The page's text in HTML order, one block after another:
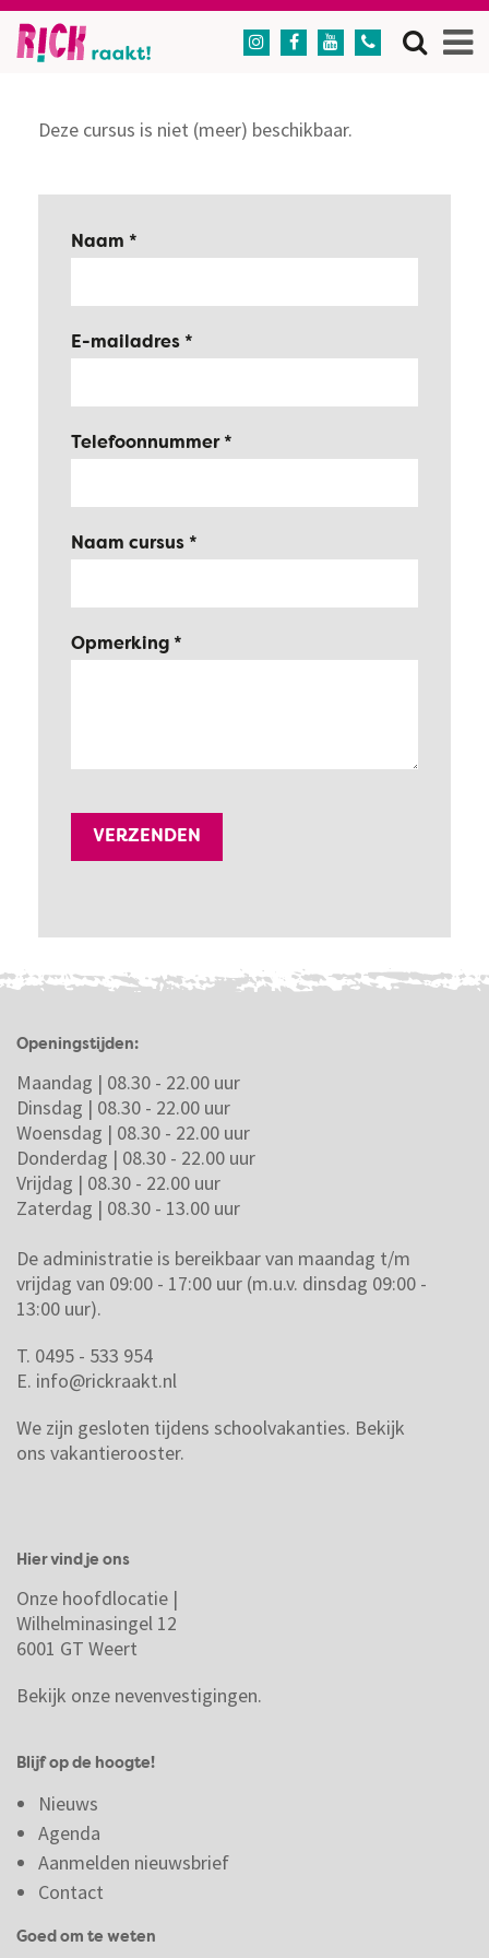
   
Deze cursus is niet (meer) beschikbaar.
Naam
E-mailadres
Telefoonnummer
Naam cursus
Opmerking
Openingstijden:
Maandag | 08.30 - 22.00 uur
Dinsdag | 08.30 - 22.00 uur
Woensdag | 08.30 - 22.00 uur
Donderdag | 08.30 - 22.00 uur
Vrijdag | 08.30 - 22.00 uur
Zaterdag | 08.30 - 13.00 uur
De administratie is bereikbaar van maandag t/m
vrijdag van 09:00 - 17:00 uur (m.u.v. dinsdag 09:00 -
13:00 uur).
T. 0495 - 533 954
E. info@rickraakt.nl
We zijn gesloten tijdens schoolvakanties. Bekijk
ons vakantierooster.
Hier vind je ons
Onze hoofdlocatie |
Wilhelminasingel 12
6001 GT Weert
Bekijk onze nevenvestigingen.
Blijf op de hoogte!
Nieuws
Agenda
Aanmelden nieuwsbrief
Contact
Goed om te weten